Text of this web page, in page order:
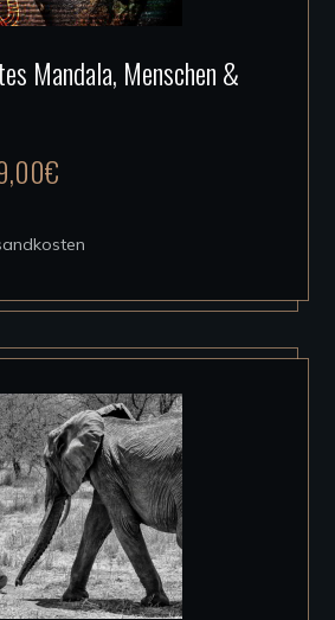
Produkt
Die
auf
der
Produktseite
gewählt
werden
Mandala, Menschen &
€